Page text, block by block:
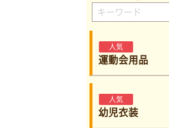
人気
運動会用品
人気
幼児衣装